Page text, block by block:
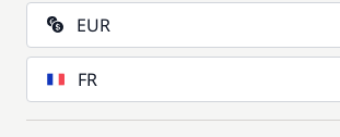
EUR
FR